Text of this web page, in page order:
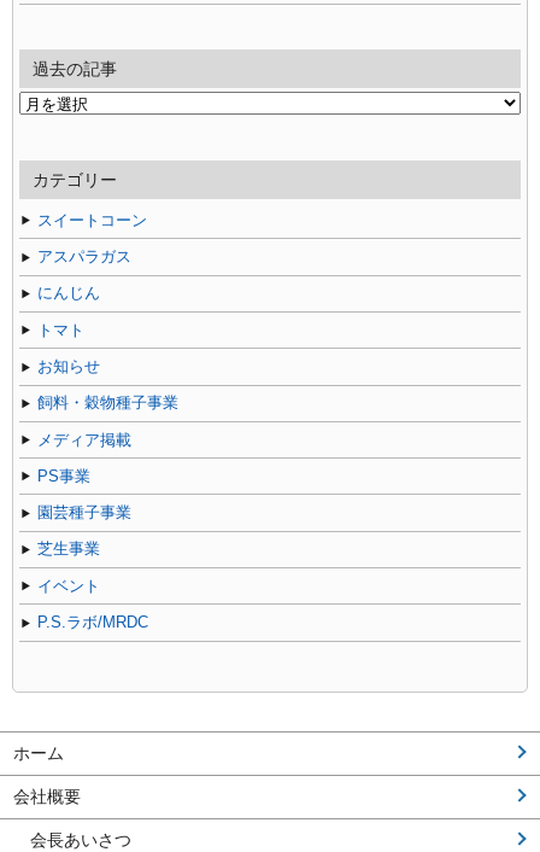
過去の記事
過
記
事
カテゴリー
スイートコーン
アスパラガス
にんじん
トマト
お知らせ
飼料・穀物種子事業
メディア掲載
PS事業
園芸種子事業
芝生事業
イベント
P.S.ラボ/MRDC
ホーム
会社概要
会長あいさつ